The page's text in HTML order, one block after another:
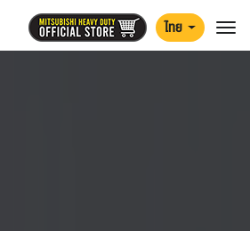
ไทย